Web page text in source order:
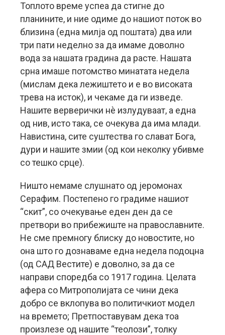
Топлото време успеа да стигне до
планините, и ние одиме до нашиот поток во
близина (една милја од поштата) два или
три пати неделно за да имаме доволно
вода за нашата градина да расте. Нашата
срна имаше потомство минатата недела
(мислам дека лежиштето и е во високата
трева на исток), и чекаме да ги изведе.
Нашите верверички нè излудуваат, а една
од нив, исто така, се очекува да има млади.
Навистина, сите суштества го слават Бога,
дури и нашите змии (од кои неколку убивме
со тешко срце).
Ништо немаме слушнато од јеромонах
Серафим. Постепено го градиме нашиот
“скит”, со очекување еден ден да се
претвори во прибежиште на православните.
Не сме премногу блиску до новостите, но
она што го дознаваме една недела подоцна
(од САД Вестите) е доволно, за да се
направи споредба со 1917 година. Целата
афера со Митрополијата се чини дека
добро се вклопува во политичкиот модел
на времето; Претпоставувам дека тоа
произлезе од нашите “теолози”, толку